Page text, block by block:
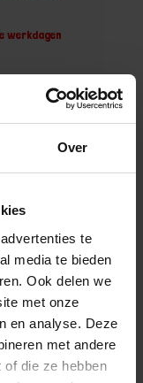
Over
te
media te bieden
Ook delen we
met onze
en analyse. Deze
met andere
die ze hebben
werkdagen
+